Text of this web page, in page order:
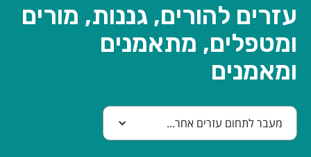
עזרים להורים, גננות, מורים
ומטפלים, מתאמנים
ומאמנים
מעבר לתחום עזרים אחר...